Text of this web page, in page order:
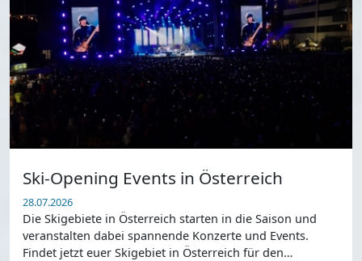
Ski-Opening Events in Österreich
28.07.2026
Die Skigebiete in Österreich starten in die Saison und
veranstalten dabei spannende Konzerte und Events.
Findet jetzt euer Skigebiet in Österreich für den